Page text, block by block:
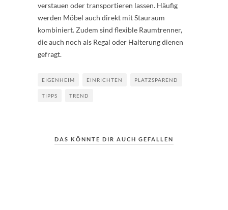
verstauen oder transportieren lassen. Häufig
werden Möbel auch direkt mit Stauraum
kombiniert. Zudem sind flexible Raumtrenner,
die auch noch als Regal oder Halterung dienen
gefragt.
EIGENHEIM EINRICHTEN PLATZSPAREND
TIPPS TREND
DAS KÖNNTE DIR AUCH GEFALLEN